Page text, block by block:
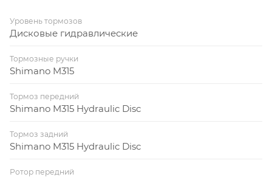
Уровень тормозов
Дисковые гидравлические
Тормозные ручки
Shimano M315
Тормоз передний
Shimano M315 Hydraulic Disc
Тормоз задний
Shimano M315 Hydraulic Disc
Ротор передний